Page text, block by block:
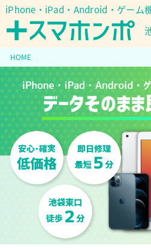
iPhone・iPad・Android・ゲーム
HOME